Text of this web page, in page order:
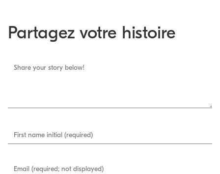
Partagez votre histoire
Share your story below!
First name initial (required)
Email (required; not displayed)